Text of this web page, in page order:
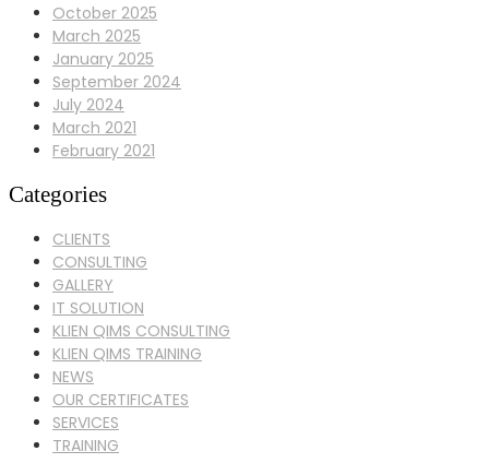
October 2025
March 2025
January 2025
September 2024
July 2024
March 2021
February 2021
Categories
CLIENTS
CONSULTING
GALLERY
IT SOLUTION
KLIEN QIMS CONSULTING
KLIEN QIMS TRAINING
NEWS
OUR CERTIFICATES
SERVICES
TRAINING